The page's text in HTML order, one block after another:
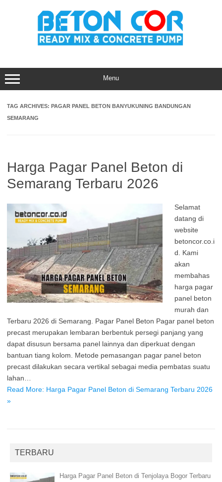
Menu
TAG ARCHIVES: PAGAR PANEL BETON BANYUKUNING BANDUNGAN
SEMARANG
Harga Pagar Panel Beton di
Semarang Terbaru 2026
Selamat
datang di
website
betoncor.co.i
d. Kami
akan
membahas
harga pagar
panel beton
murah dan
Terbaru 2026 di Semarang. Pagar Panel Beton Pagar panel beton
precast merupakan lembaran berbentuk persegi panjang yang
dapat disusun bersama panel lainnya dan diperkuat dengan
bantuan tiang kolom. Metode pemasangan pagar panel beton
precast dilakukan secara vertikal sebagai media pembatas suatu
lahan…
Read More: Harga Pagar Panel Beton di Semarang Terbaru 2026
»
TERBARU
Harga Pagar Panel Beton di Tenjolaya Bogor Terbaru